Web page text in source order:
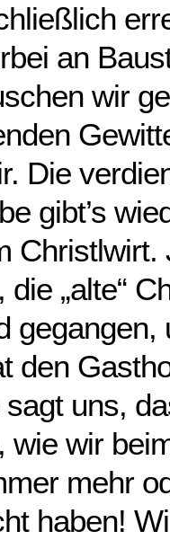
an
wir
Die
gibt’s
Christlwirt.
„alte“
gegangen,
den
uns,
wie wir
mehr
haben!